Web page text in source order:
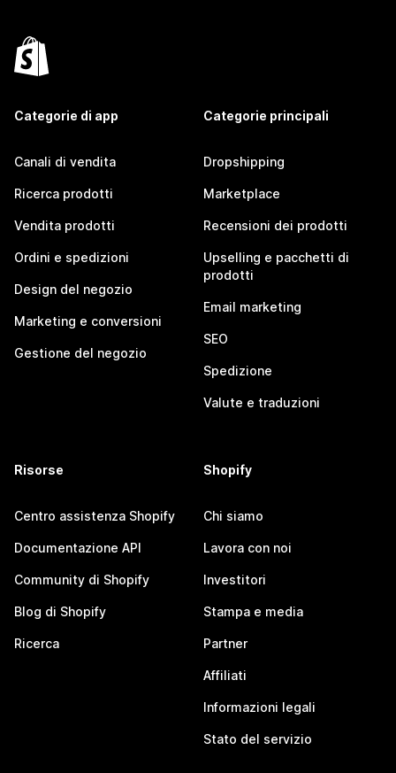
Categorie di app
Canali di vendita
Ricerca prodotti
Vendita prodotti
Ordini e spedizioni
Design del negozio
Marketing e conversioni
Gestione del negozio
Categorie principali
Dropshipping
Marketplace
Recensioni dei prodotti
Upselling e pacchetti di
prodotti
Email marketing
SEO
Spedizione
Valute e traduzioni
Risorse
Centro assistenza Shopify
Documentazione API
Community di Shopify
Blog di Shopify
Ricerca
Shopify
Chi siamo
Lavora con noi
Investitori
Stampa e media
Partner
Affiliati
Informazioni legali
Stato del servizio